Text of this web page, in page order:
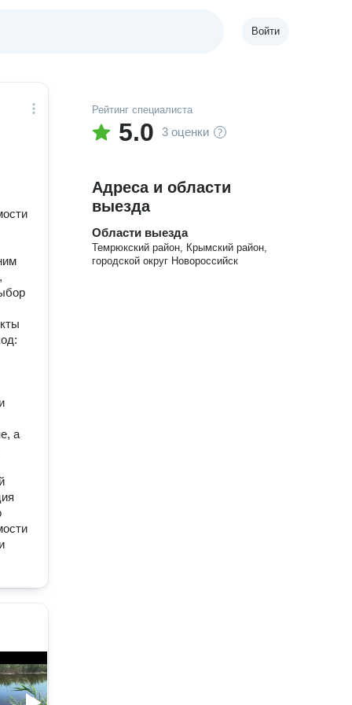
Войти
а
Рейтинг специалиста
5.0 3 оценки
Адреса и области
выезда
Области выезда
Темрюкский район, Крымский район,
городской округ Новороссийск